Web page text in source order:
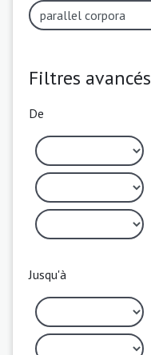
Filtres avancés
De
Jusqu'à